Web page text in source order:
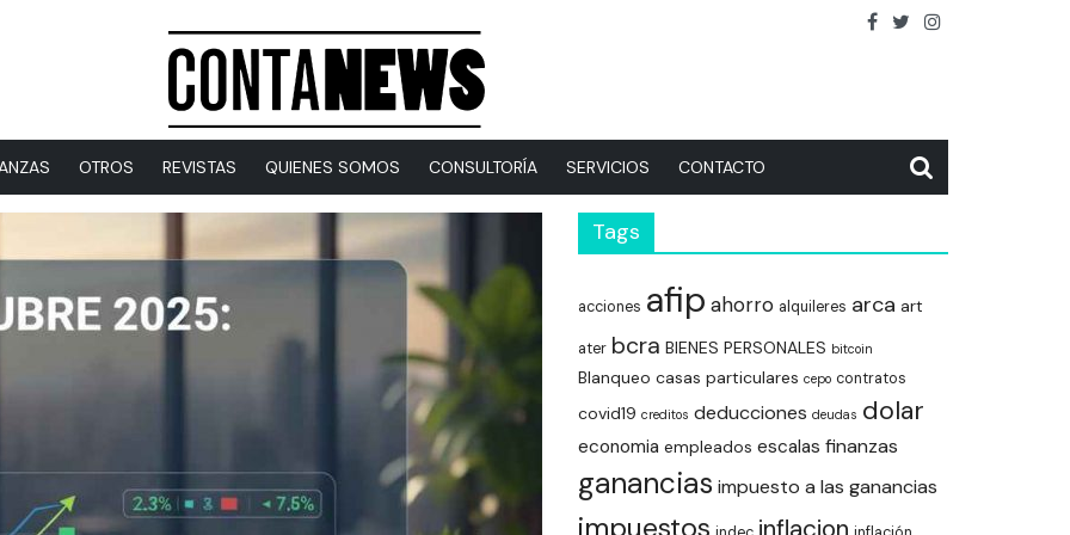
OTROS REVISTAS QUIENES SOMOS CONSULTORÍA SERVICIOS CONTACTO
Tags
acciones afip ahorro alquileres arca art
ater bcra BIENES PERSONALES bitcoin
Blanqueo casas particulares cepo contratos
covid19 creditos deducciones deudas dolar
economia empleados escalas finanzas
ganancias impuesto a las ganancias
impuestos inflacion